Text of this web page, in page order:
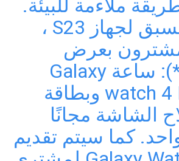
ملاءمة للبيئة.
للطلب المسبق لجهاز S23 ،
بعرض
استثنائي (*): ساعة Galaxy
watch 4 BT 40mm وبطاقة
الشاشة مجانًا
كما سيتم تقديم